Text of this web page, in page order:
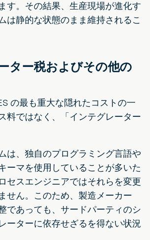
す。その結果、生産現場が進化す
は静的な状態のまま維持されるこ
ター税およびその他の
の最も重大な隠れたコストの一
料ではなく、「インテグレーター
は、独自のプログラミング言語や
ーマを使用していることが多いた
セスエンジニアではそれらを変更
せん。このため、製造メーカー
であっても、サードパーティのシ
ーターに依存せざるを得ない状況